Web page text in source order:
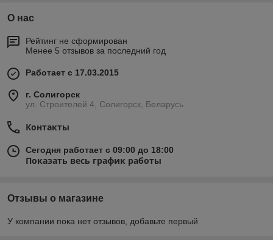
О нас
Рейтинг не сформирован
Менее 5 отзывов за последний год
Работает с 17.03.2015
г. Солигорск
ул. Строителей 4, Солигорск, Беларусь
Контакты
Сегодня работает с 09:00 до 18:00
Показать весь график работы
Отзывы о магазине
У компании пока нет отзывов, добавьте первый